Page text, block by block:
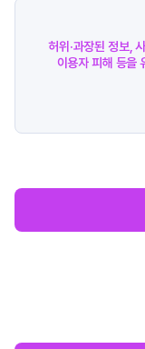
허위·과장된 정보,
이용자 피해 등을